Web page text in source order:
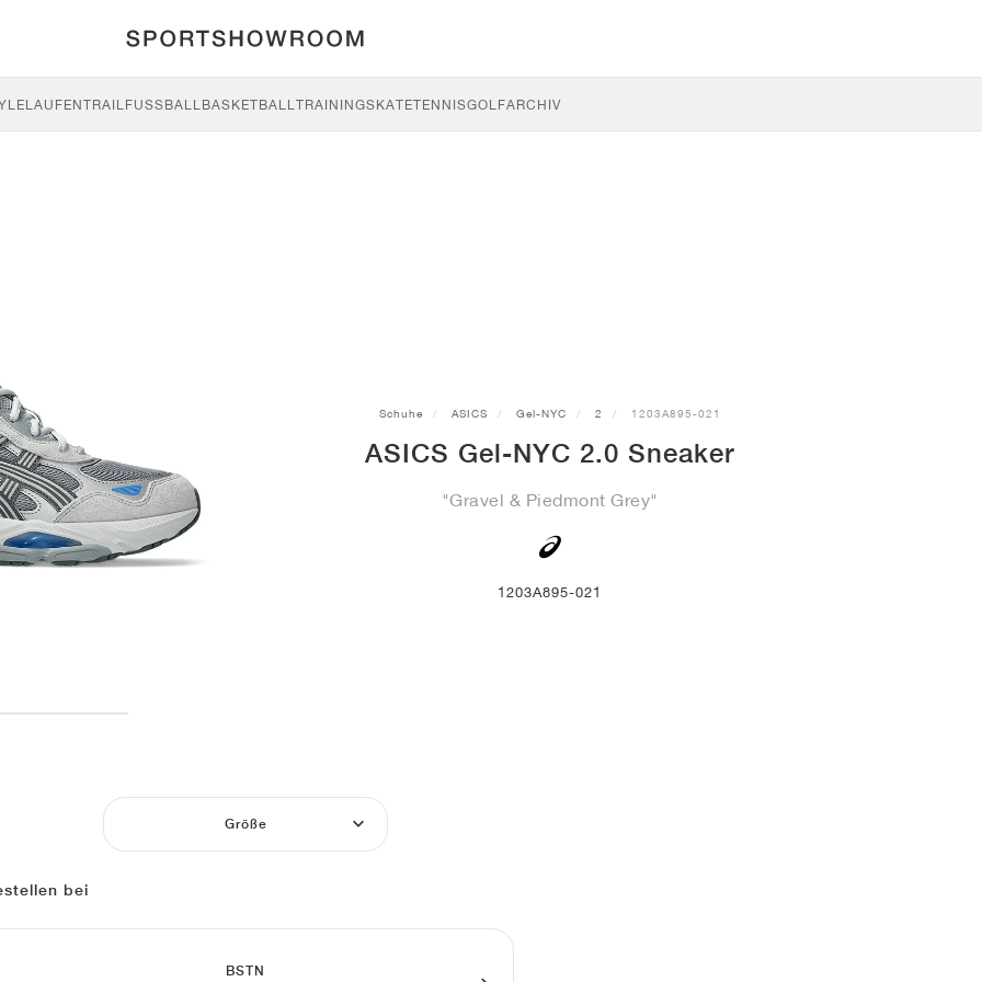
LAUFENTRAILFUSSBALL BASKETBALLTRAININGSKATETENNISGOLFARCHIV
Schuhe ASICS Gel-NYC 2 1203A895-021
ASICS Gel-NYC 2.0 Sneaker
"Gravel & Piedmont Grey"
1203A895-021
Größe
bei
BSTN